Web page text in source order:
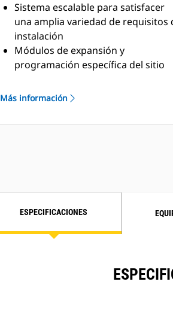
Sistema escalable para satisfacer
una amplia variedad de requisitos
instalación
Módulos de expansión y
programación específica del sitio
del cliente
Más información
ESPECIFICACIONES